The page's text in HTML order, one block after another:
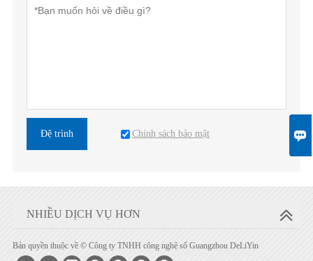

Đệ trình Chính sách bảo mật
NHIỀU DỊCH VỤ HƠN
Bản quyền thuộc về © Công ty TNHH công nghệ số Guangzhou DeLiYin